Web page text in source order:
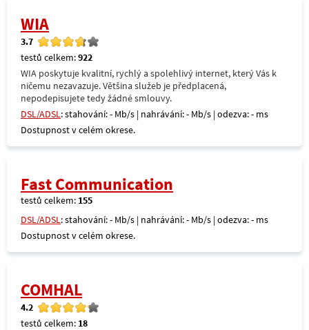
WIA
3.7
testů celkem:922
WIA poskytuje kvalitní, rychlý a spolehlivý internet, který Vás k
ničemu nezavazuje. Většina služeb je předplacená,
nepodepisujete tedy žádné smlouvy.
DSL/ADSL: stahování: - Mb/s | nahrávání: - Mb/s | odezva: - ms
Dostupnost v celém okrese.
Fast Communication
testů celkem: 155
DSL/ADSL: stahování: - Mb/s | nahrávání: - Mb/s | odezva: - ms
Dostupnost v celém okrese.
COMHAL
4.2
testů celkem: 18